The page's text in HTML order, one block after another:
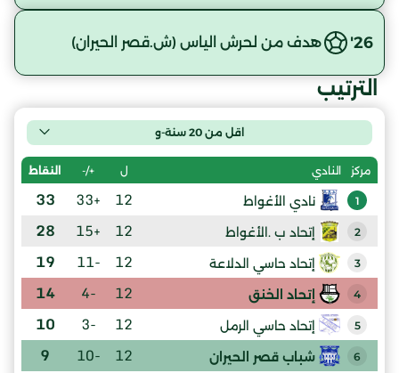
26' هدف من لحرش الياس (ش.قصر الحيران)
الترتيب
اقل من 20 سنة-و
مركز النادي ل +/- النقاط
1 نادي الأغواط 12
+33
33
2 إتحاد ب .الأغواط 12
+15
28
3 إتحاد حاسي الدلاعة 12
-11
19
4 إتحاد الخنق 12
-4
14
5 إتحاد حاسي الرمل 12
-3
10
6 شباب قصر الحيران 12
-10
9